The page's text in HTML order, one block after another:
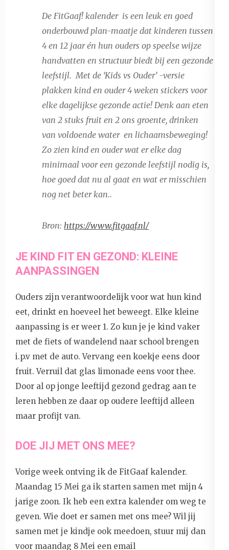
De FitGaaf! kalender is een leuk en goed
onderbouwd plan-maatje dat kinderen tussen
4 en 12 jaar én hun ouders op speelse wijze
handvatten en structuur biedt bij een gezonde
leefstijl. Met de ‘Kids vs Ouder’ -versie
plakken kind en ouder 4 weken stickers voor
elke dagelijkse gezonde actie! Denk aan eten
van 2 stuks fruit en 2 ons groente, drinken
van voldoende water en lichaamsbeweging!
Zo zien kind en ouder wat er elke dag
minimaal voor een gezonde leefstijl nodig is,
hoe goed dat nu al gaat en wat er misschien
nog net beter kan..
Bron: https://www.fitgaaf.nl/
JE KIND FIT EN GEZOND: KLEINE
AANPASSINGEN
Ouders zijn verantwoordelijk voor wat hun kind
eet, drinkt en hoeveel het beweegt. Elke kleine
aanpassing is er weer 1. Zo kun je je kind vaker
met de fiets of wandelend naar school brengen
i.p.v met de auto. Vervang een koekje eens door
fruit. Verruil dat glas limonade eens voor thee.
Door al op jonge leeftijd gezond gedrag aan te
leren hebben ze daar op oudere leeftijd alleen
maar profijt van.
DOE JIJ MET ONS MEE?
Vorige week ontving ik de FitGaaf kalender.
Maandag 15 Mei ga ik starten samen met mijn 4
jarige zoon. Ik heb een extra kalender om weg te
geven. Wie doet er samen met ons mee? Wil jij
samen met je kindje ook meedoen, stuur mij dan
voor maandag 8 Mei een email